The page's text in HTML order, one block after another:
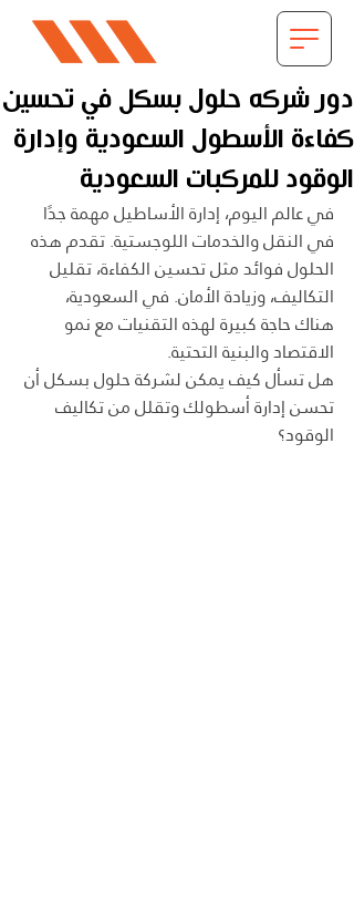
دور شركه حلول بسكل في تحسين
كفاءة الأسطول السعودية وإدارة
الوقود للمركبات السعودية
في عالم اليوم، إدارة الأساطيل مهمة جدًا
في النقل والخدمات اللوجستية. تقدم هذه
الحلول فوائد مثل تحسين الكفاءة، تقليل
التكاليف، وزيادة الأمان. في السعودية،
هناك حاجة كبيرة لهذه التقنيات مع نمو
الاقتصاد والبنية التحتية.
هل تسأل كيف يمكن لشركة حلول بسكل أن
تحسن إدارة أسطولك وتقلل من تكاليف
الوقود؟